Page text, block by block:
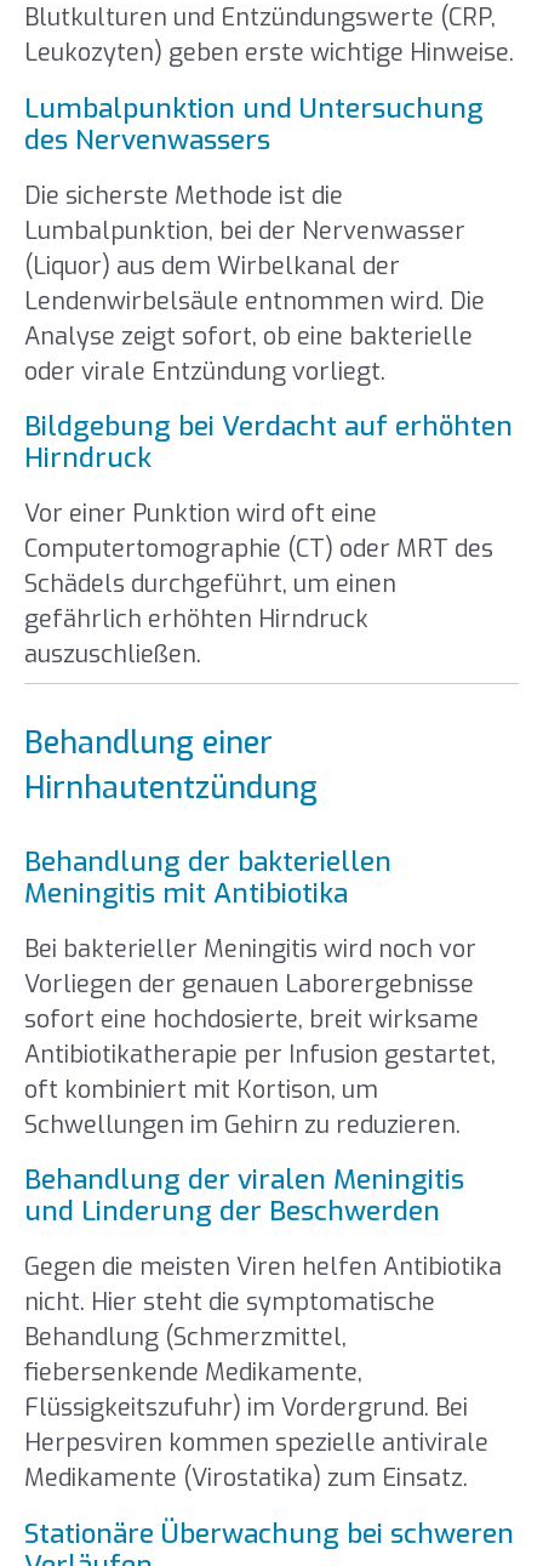
Blutkulturen und Entzündungswerte (CRP,
Leukozyten) geben erste wichtige Hinweise.
Lumbalpunktion und Untersuchung
des Nervenwassers
Die sicherste Methode ist die
Lumbalpunktion, bei der Nervenwasser
(Liquor) aus dem Wirbelkanal der
Lendenwirbelsäule entnommen wird. Die
Analyse zeigt sofort, ob eine bakterielle
oder virale Entzündung vorliegt.
Bildgebung bei Verdacht auf erhöhten
Hirndruck
Vor einer Punktion wird oft eine
Computertomographie (CT) oder MRT des
Schädels durchgeführt, um einen
gefährlich erhöhten Hirndruck
auszuschließen.
Behandlung einer
Hirnhautentzündung
Behandlung der bakteriellen
Meningitis mit Antibiotika
Bei bakterieller Meningitis wird noch vor
Vorliegen der genauen Laborergebnisse
sofort eine hochdosierte, breit wirksame
Antibiotikatherapie per Infusion gestartet,
oft kombiniert mit Kortison, um
Schwellungen im Gehirn zu reduzieren.
Behandlung der viralen Meningitis
und Linderung der Beschwerden
Gegen die meisten Viren helfen Antibiotika
nicht. Hier steht die symptomatische
Behandlung (Schmerzmittel,
fiebersenkende Medikamente,
Flüssigkeitszufuhr) im Vordergrund. Bei
Herpesviren kommen spezielle antivirale
Medikamente (Virostatika) zum Einsatz.
Stationäre Überwachung bei schweren